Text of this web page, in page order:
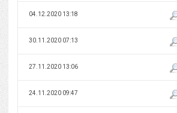
04.12.2020 13:18
30.11.2020 07:13
27.11.2020 13:06
24.11.2020 09:47